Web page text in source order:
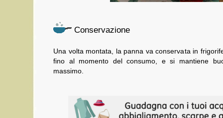
Conservazione
Una volta montata, la panna va conservata in
fino al momento del consumo, e si mantiene
massimo.